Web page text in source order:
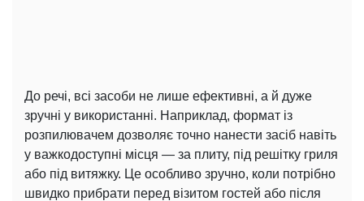
До речі, всі засоби не лише ефективні, а й дуже
зручні у використанні. Наприклад, формат із
розпилювачем дозволяє точно нанести засіб навіть
у важкодоступні місця — за плиту, під решітку гриля
або під витяжку. Це особливо зручно, коли потрібно
швидко прибрати перед візитом гостей або після